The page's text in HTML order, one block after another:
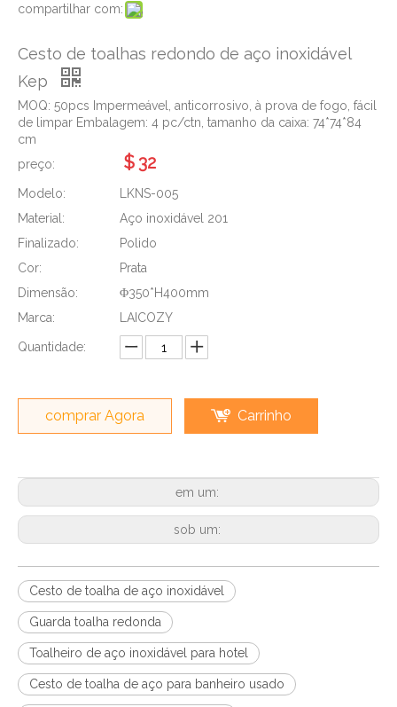
compartilhar com:
Cesto de toalhas redondo de aço inoxidável
Kep
MOQ: 50pcs Impermeável, anticorrosivo, à prova de fogo, fácil
de limpar Embalagem: 4 pc/ctn, tamanho da caixa: 74*74*84
cm
preço:
$ 32
Modelo:
LKNS-005
Material:
Aço inoxidável 201
Finalizado:
Polido
Cor:
Prata
Dimensão:
Φ350*H400mm
Marca:
LAICOZY
Quantidade:
comprar Agora Carrinho
em um:
sob um:
Cesto de toalha de aço inoxidável
Guarda toalha redonda
Toalheiro de aço inoxidável para hotel
Cesto de toalha de aço para banheiro usado